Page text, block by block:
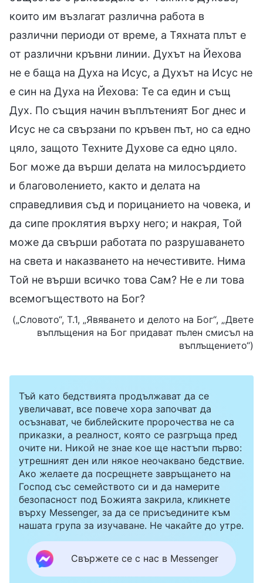
които им възлагат различна работа в
различни периоди от време, а Тяхната плът е
от различни кръвни линии. Духът на Йехова
не е баща на Духа на Исус, а Духът на Исус не
е син на Духа на Йехова: Те са един и същ
Дух. По същия начин въплътеният Бог днес и
Исус не са свързани по кръвен път, но са едно
цяло, защото Техните Духове са едно цяло.
Бог може да върши делата на милосърдието
и благоволението, както и делата на
справедливия съд и порицанието на човека, и
да сипе проклятия върху него; и накрая, Той
може да свърши работата по разрушаването
на света и наказването на нечестивите. Нима
Той не върши всичко това Сам? Не е ли това
всемогъществото на Бог?
(„Словото“, Т.1, „Явяването и делото на Бог“, „Двете
въплъщения на Бог придават пълен смисъл на
въплъщението“)
Тъй като бедствията продължават да се
увеличават, все повече хора започват да
осъзнават, че библейските пророчества не са
приказки, а реалност, която се разгръща пред
очите ни. Никой не знае кое ще настъпи първо:
утрешният ден или някое неочаквано бедствие.
Ако желаете да посрещнете завръщането на
Господ със семейството си и да намерите
безопасност под Божията закрила, кликнете
върху Messenger, за да се присъедините към
нашата група за изучаване. Не чакайте до утре.
Свържете се с нас в Messenger